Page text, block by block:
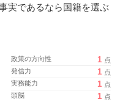
実であるなら国籍を選ぶ
政策の方向性 1 点
発信力
1 点
実務能力
1 点
頭脳
1 点